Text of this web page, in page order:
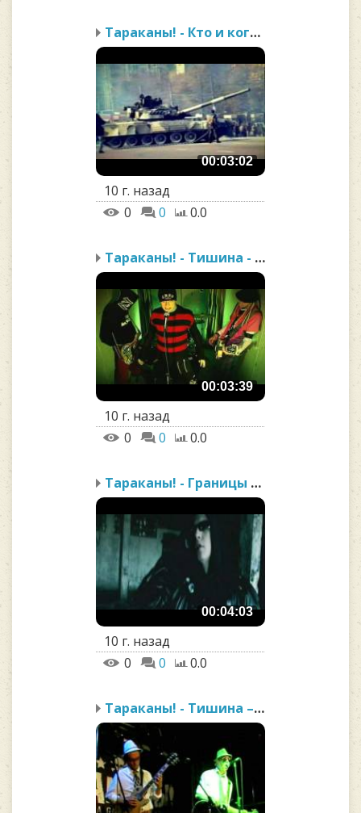
Тараканы! - Кто и когда
00:03:02
10 г. назад
0
0 0.0
Тараканы! - Тишина - эт...
00:03:39
10 г. назад
0
0 0.0
Тараканы! - Границы Гетто
00:04:03
10 г. назад
0
0 0.0
Тараканы! - Тишина – эт...